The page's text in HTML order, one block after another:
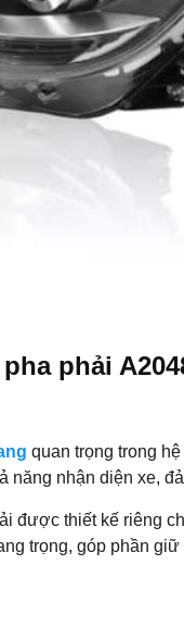
phải
quan trọng trong
năng nhận diện xe,
được thiết kế riêng
trọng, góp phần